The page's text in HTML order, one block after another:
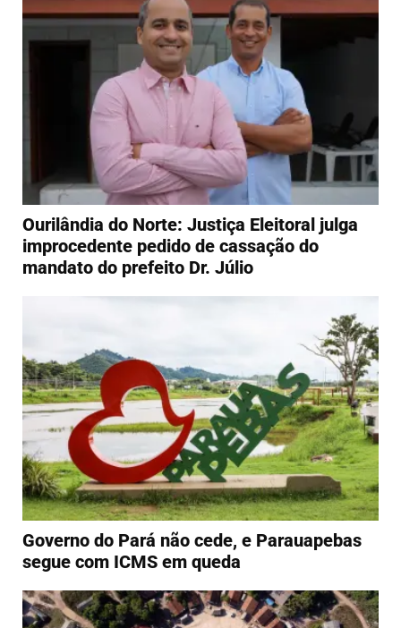
Ourilândia do Norte: Justiça Eleitoral julga
improcedente pedido de cassação do
mandato do prefeito Dr. Júlio
Governo do Pará não cede, e Parauapebas
segue com ICMS em queda